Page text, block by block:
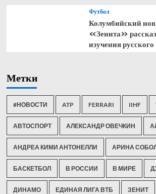
Футбол
Колумбийский
«Зенита»
изучения русского
Метки
#НОВОСТИ ATP FERRARI IIHF
АВТОСПОРТ АЛЕКСАНДР ОВЕЧКИН
АНДРЕА КИМИ АНТОНЕЛЛИ АРИНА
БАСКЕТБОЛ В РОССИИ В МИРЕ
ДИНАМО ЕДИНАЯ ЛИГА ВТБ ЗЕНИТ